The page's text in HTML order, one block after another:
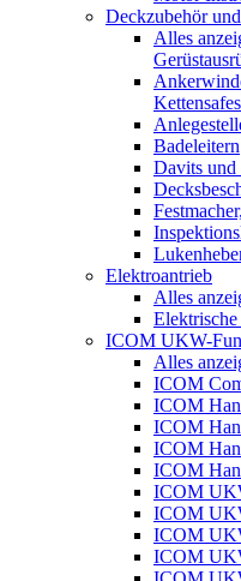
Deckzubehör
Alles
Kettensafes
Badeleitern
Davits und
Elektroantrieb
Alles
ICOM UKW-
Alles
ICOM
ICOM
ICOM
ICOM
ICOM
ICOM
ICOM
ICOM
ICOM